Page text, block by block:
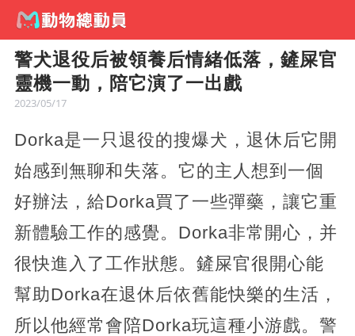
警犬退役后被領養后情緒低落，鏟屎官
靈機一動，陪它演了一出戲
2023/05/17
Dorka是一只退役的搜爆犬，退休后它開
始感到無聊和失落。它的主人想到一個
好辦法，給Dorka買了一些彈藥，讓它重
新體驗工作的感覺。Dorka非常開心，并
很快進入了工作狀態。鏟屎官很開心能
幫助Dorka在退休后依舊能快樂的生活，
所以他經常會陪Dorka玩這種小游戲。警